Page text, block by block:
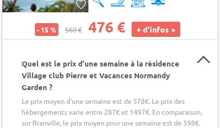
- 15 % 560 € 476 € + d'infos >
Quel est le prix d’une semaine à la résidence
Village club Pierre et Vacances Normandy
Garden ?
Le prix moyen d’une semaine est de 578€. Le prix des
hébergements varie entre 287€ et 1497€. En comparaison,
sur Branville, le prix moyen pour une semaine est de 598€.